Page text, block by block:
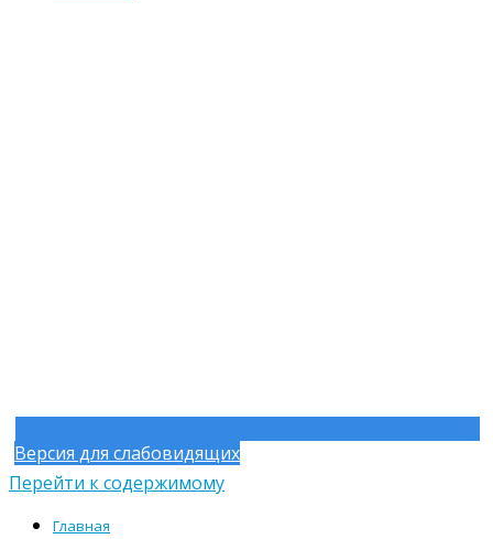
Версия для слабовидящих
Перейти к содержимому
Главная